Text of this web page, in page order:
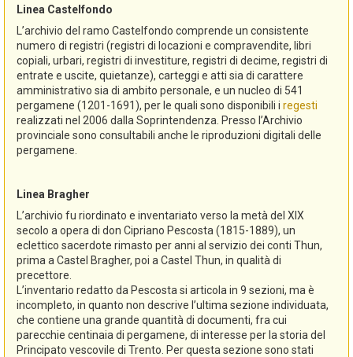
Linea Castelfondo
L’archivio del ramo Castelfondo comprende un consistente
numero di registri (registri di locazioni e compravendite, libri
copiali, urbari, registri di investiture, registri di decime, registri di
entrate e uscite, quietanze), carteggi e atti sia di carattere
amministrativo sia di ambito personale, e un nucleo di 541
pergamene (1201-1691), per le quali sono disponibili i regesti
realizzati nel 2006 dalla Soprintendenza. Presso l’Archivio
provinciale sono consultabili anche le riproduzioni digitali delle
pergamene.
Linea Bragher
L’archivio fu riordinato e inventariato verso la metà del XIX
secolo a opera di don Cipriano Pescosta (1815-1889), un
eclettico sacerdote rimasto per anni al servizio dei conti Thun,
prima a Castel Bragher, poi a Castel Thun, in qualità di
precettore.
L’inventario redatto da Pescosta si articola in 9 sezioni, ma è
incompleto, in quanto non descrive l’ultima sezione individuata,
che contiene una grande quantità di documenti, fra cui
parecchie centinaia di pergamene, di interesse per la storia del
Principato vescovile di Trento. Per questa sezione sono stati